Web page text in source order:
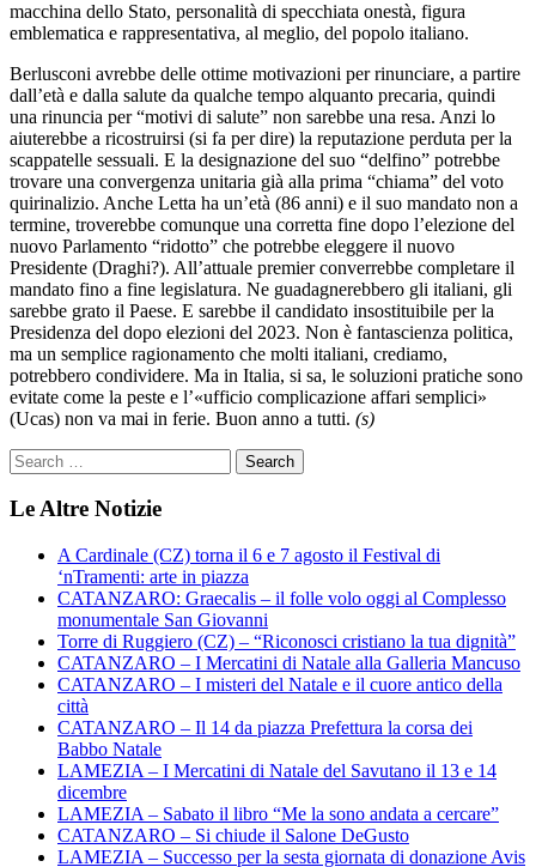
macchina dello Stato, personalità di specchiata onestà, figura
emblematica e rappresentativa, al meglio, del popolo italiano.
Berlusconi avrebbe delle ottime motivazioni per rinunciare, a partire
dall’età e dalla salute da qualche tempo alquanto precaria, quindi
una rinuncia per “motivi di salute” non sarebbe una resa. Anzi lo
aiuterebbe a ricostruirsi (si fa per dire) la reputazione perduta per la
scappatelle sessuali. E la designazione del suo “delfino” potrebbe
trovare una convergenza unitaria già alla prima “chiama” del voto
quirinalizio. Anche Letta ha un’età (86 anni) e il suo mandato non a
termine, troverebbe comunque una corretta fine dopo l’elezione del
nuovo Parlamento “ridotto” che potrebbe eleggere il nuovo
Presidente (Draghi?). All’attuale premier converrebbe completare il
mandato fino a fine legislatura. Ne guadagnerebbero gli italiani, gli
sarebbe grato il Paese. E sarebbe il candidato insostituibile per la
Presidenza del dopo elezioni del 2023. Non è fantascienza politica,
ma un semplice ragionamento che molti italiani, crediamo,
potrebbero condividere. Ma in Italia, si sa, le soluzioni pratiche sono
evitate come la peste e l’«ufficio complicazione affari semplici»
(Ucas) non va mai in ferie. Buon anno a tutti. (s)
Le Altre Notizie
A Cardinale (CZ) torna il 6 e 7 agosto il Festival di
‘nTramenti: arte in piazza
CATANZARO: Graecalis – il folle volo oggi al Complesso
monumentale San Giovanni
Torre di Ruggiero (CZ) – “Riconosci cristiano la tua dignità”
CATANZARO – I Mercatini di Natale alla Galleria Mancuso
CATANZARO – I misteri del Natale e il cuore antico della
città
CATANZARO – Il 14 da piazza Prefettura la corsa dei
Babbo Natale
LAMEZIA – I Mercatini di Natale del Savutano il 13 e 14
dicembre
LAMEZIA – Sabato il libro “Me la sono andata a cercare”
CATANZARO – Si chiude il Salone DeGusto
LAMEZIA – Successo per la sesta giornata di donazione Avis